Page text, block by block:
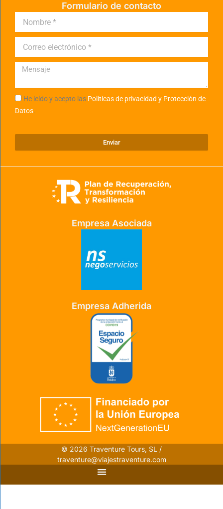
Formulario de contacto
He leído y acepto las Políticas de privacidad y Protección de
Datos.
Enviar
Empresa Asociada
Empresa Adherida
© 2026 Traventure Tours, SL /
traventure@viajestraventure.com